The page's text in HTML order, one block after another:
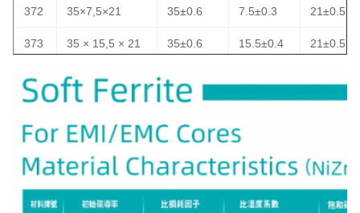
372 35×7,5×21 35±0.6 7.5±0.3 21±0.5
373 35 × 15,5 × 21 35±0.6 15.5±0.4 21±0.5
374 36 × 7 × 23
376 36 × 15 × 23 36±0.6 15±0.4
377 36 × 16 × 25 36±0.6 16±0.4 25±0.5
378 36 × 19 × 23 36±0.6 19±0.4 23±0.5